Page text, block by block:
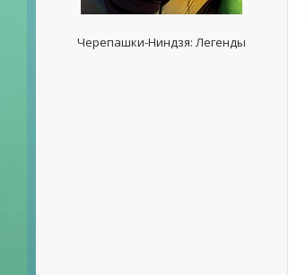
Черепашки-Ниндзя: Легенды